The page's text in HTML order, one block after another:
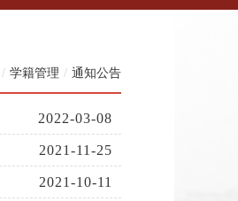
/ 学籍管理 / 通知公告
2022-03-08
2021-11-25
2021-10-11